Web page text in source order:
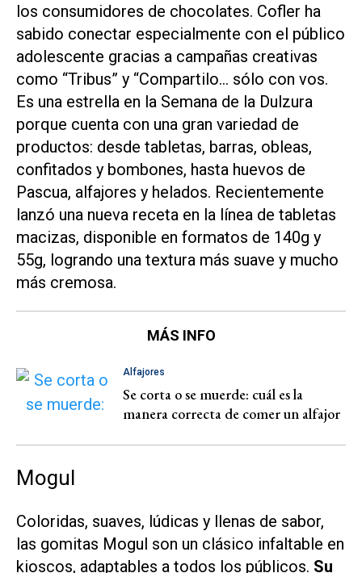
los consumidores de chocolates. Cofler ha
sabido conectar especialmente con el público
adolescente gracias a campañas creativas
como “Tribus” y “Compartilo… sólo con vos.
Es una estrella en la Semana de la Dulzura
porque cuenta con una gran variedad de
productos: desde tabletas, barras, obleas,
confitados y bombones, hasta huevos de
Pascua, alfajores y helados. Recientemente
lanzó una nueva receta en la línea de tabletas
macizas, disponible en formatos de 140g y
55g, logrando una textura más suave y mucho
más cremosa.
MÁS INFO
Alfajores
Se corta o se muerde: cuál es la
manera correcta de comer un alfajor
Mogul
Coloridas, suaves, lúdicas y llenas de sabor,
las gomitas Mogul son un clásico infaltable en
kioscos, adaptables a todos los públicos. Su